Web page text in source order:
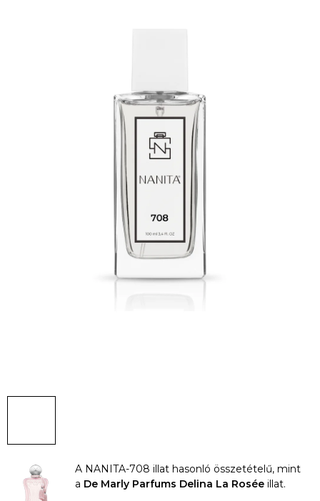
A NANITA-708 illat hasonló összetételű, mint
a De Marly Parfums Delina La Rosée illat.